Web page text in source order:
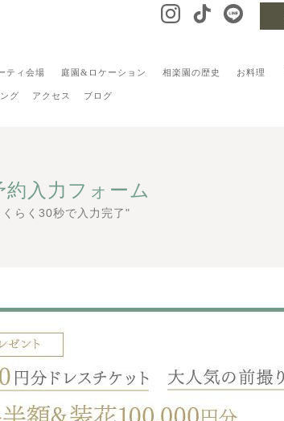
ティ会場 庭園&ロケーション 相楽園の歴史 お料理
グ アクセス ブログ
約入力フォーム
らく30秒で入力完了"